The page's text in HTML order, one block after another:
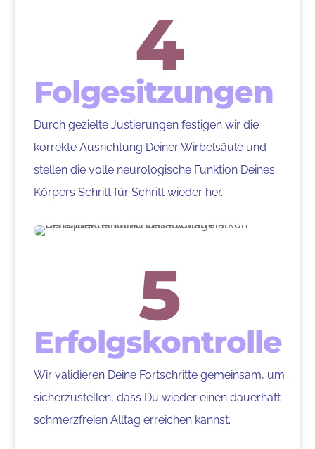
4
Folgesitzungen
Durch gezielte Justierungen festigen wir die
korrekte Ausrichtung Deiner Wirbelsäule und
stellen die volle neurologische Funktion Deines
Körpers Schritt für Schritt wieder her.
5
Erfolgskontrolle
Wir validieren Deine Fortschritte gemeinsam, um
sicherzustellen, dass Du wieder einen dauerhaft
schmerzfreien Alltag erreichen kannst.